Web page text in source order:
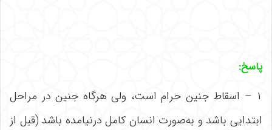
پاسخ:
۱ – اسقاط جنین حرام است، ولی هرگاه جنین در مراحل
ابتدایی باشد و به‌صورت انسان کامل درنیامده باشد (قبل از